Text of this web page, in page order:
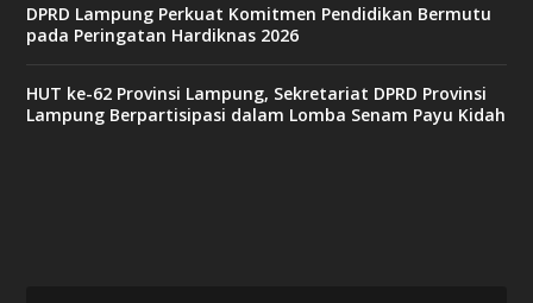
DPRD Lampung Perkuat Komitmen Pendidikan Bermutu
pada Peringatan Hardiknas 2026
HUT ke-62 Provinsi Lampung, Sekretariat DPRD Provinsi
Lampung Berpartisipasi dalam Lomba Senam Payu Kidah